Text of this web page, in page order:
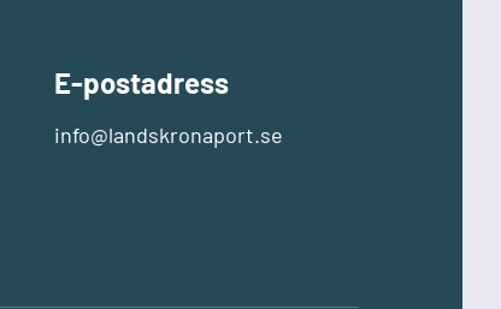
E-postadress
info@landskronaport.se